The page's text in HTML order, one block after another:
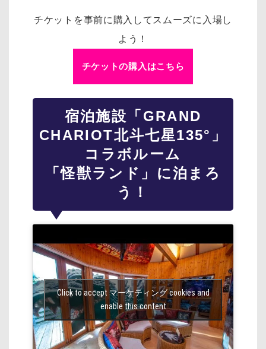
チケットを事前に購入してスムーズに入場し
よう！
チケットの購入はこちら
宿泊施設「GRAND
CHARIOT北斗七星135°」
コラボルーム
「怪獣ランド」に泊まろ
う！
Click to accept マーケティング cookies and
enable this content